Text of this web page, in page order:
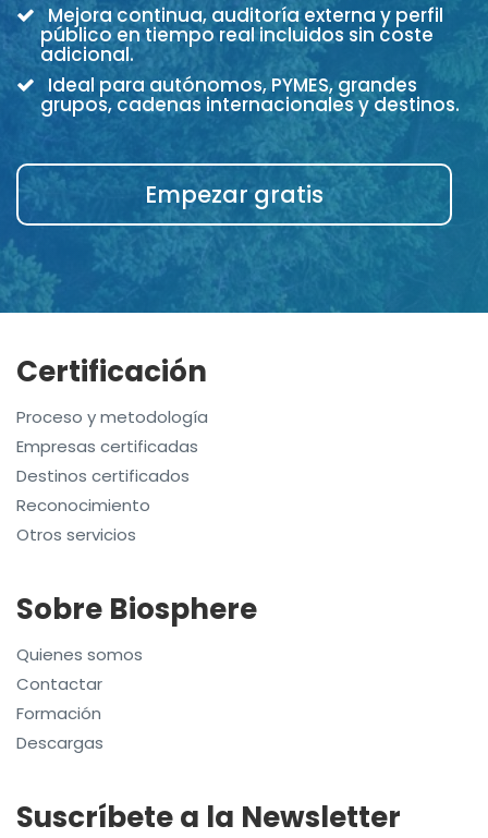
Mejora continua, auditoría externa y perfil
público en tiempo real incluidos sin coste
adicional.
Ideal para autónomos, PYMES, grandes
grupos, cadenas internacionales y destinos.
Empezar gratis
Certificación
Proceso y metodología
Empresas certificadas
Destinos certificados
Reconocimiento
Otros servicios
Sobre Biosphere
Quienes somos
Contactar
Formación
Descargas
Suscríbete a la Newsletter